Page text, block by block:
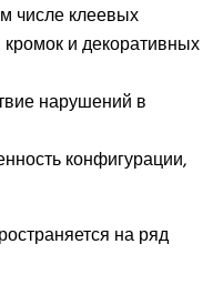
числе клеевых
и декоративных
нарушений в
конфигурации,
на ряд